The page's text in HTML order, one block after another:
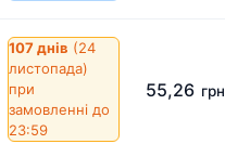
107 днів (24
листопада)
при
замовленні до
23:59
55,26 грн